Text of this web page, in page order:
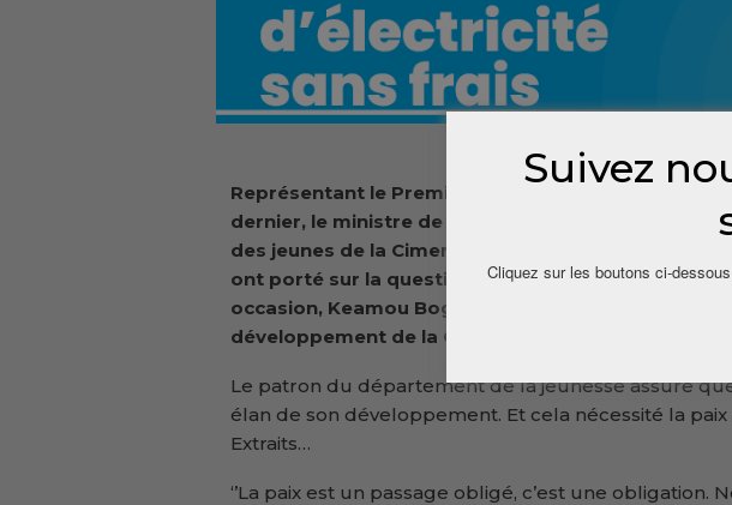
Représentant le Premier ministre Bah Oury à la
dernier, le ministre de la jeunesse et de sports a
des jeunes de la Cimenterie dans commune de
ont porté sur la question de la quiétude sociale et
occasion, Keamou Bogola Haba a demandé aux
développement de la Guinée.
Le patron du département de la jeunesse assure
élan de son développement. Et cela nécessité la
Extraits…
‘’La paix est un passage obligé, c’est une obligation.
Suivez
Cliquez sur les boutons ci-